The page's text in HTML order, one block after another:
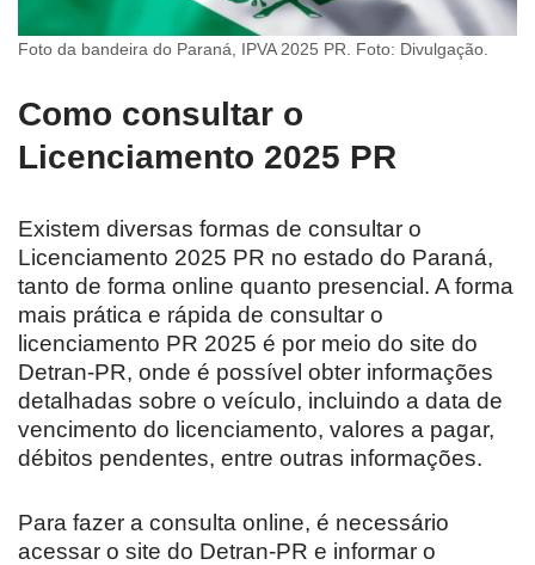
Foto da bandeira do Paraná, IPVA 2025 PR. Foto: Divulgação.
Como consultar o
Licenciamento 2025 PR
Existem diversas formas de consultar o
Licenciamento 2025 PR no estado do Paraná,
tanto de forma online quanto presencial. A forma
mais prática e rápida de consultar o
licenciamento PR 2025 é por meio do site do
Detran-PR, onde é possível obter informações
detalhadas sobre o veículo, incluindo a data de
vencimento do licenciamento, valores a pagar,
débitos pendentes, entre outras informações.
Para fazer a consulta online, é necessário
acessar o site do Detran-PR e informar o